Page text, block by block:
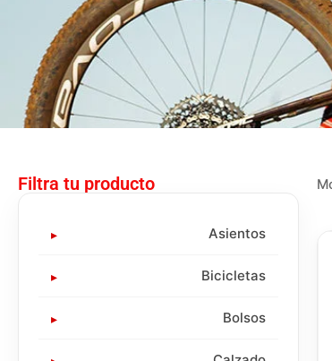
Filtra tu producto
Asientos
Bicicletas
Bolsos